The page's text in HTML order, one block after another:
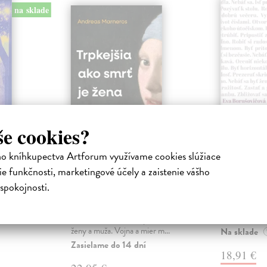
cookies?
kníhkupectva Artforum využívame cookies slúžiace
funkčnosti, marketingové účely a zaistenie vášho
na sklade
o
Trpkejšia ako smrť
je žena
Marneros Andreas
ženy a muža. Vojna a mier m...
Zasielame do 14 dní
Táto kniha
projektov,
Na sklade
18,91 €